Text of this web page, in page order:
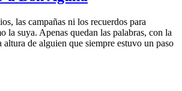
las campañas ni los recuerdos para
la suya. Apenas quedan las palabras, con la
altura de alguien que siempre estuvo un paso